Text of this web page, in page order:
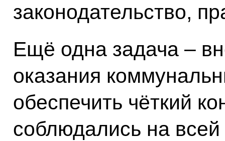
законодательство,
Ещё одна задача –
оказания
обеспечить чёткий
соблюдались на